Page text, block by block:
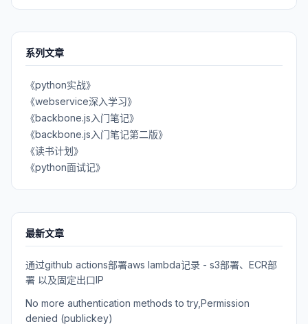
系列文章
《python实战》
《webservice深入学习》
《backbone.js入门笔记》
《backbone.js入门笔记第二版》
《读书计划》
《python面试记》
最新文章
通过github actions部署aws lambda记录 - s3部署、ECR部
署 以及固定出口IP
No more authentication methods to try,Permission
denied (publickey)